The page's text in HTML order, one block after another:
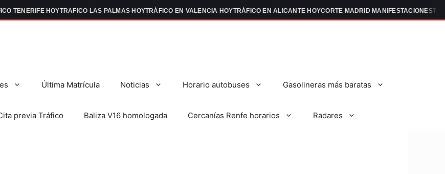
TENERIFE HOYTRAFICO LAS PALMAS HOYTRÁFICO EN VALENCIA HOYTRÁFICO EN ALICANTE HOYCORTE MADRID MANIFESTACIONES
Última Matrícula Noticias Horario autobuses Gasolineras más baratas
previa Tráfico Baliza V16 homologada Cercanías Renfe horarios Radares